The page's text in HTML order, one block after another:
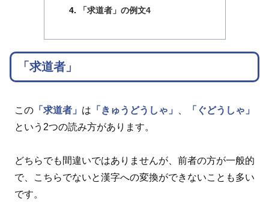
「求道者」の例文4
「求道者」
この 「求道者」 は 「きゅうどうしゃ」
「ぐどうしゃ」
という2つの読み方があります。
どちらでも間違いではありませんが、前者の方が一般的
で、こちらでないと漢字への変換ができないことも多い
です。